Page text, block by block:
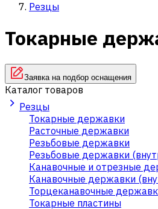
Резцы
Токарные
Заявка на подбор оснащения
Каталог товаров
Резцы
Токарные державки
Расточные державки
Резьбовые державки
Резьбовые державки
Канавочные и отрезные
Канавочные державки
Торцеканавочные
Токарные пластины